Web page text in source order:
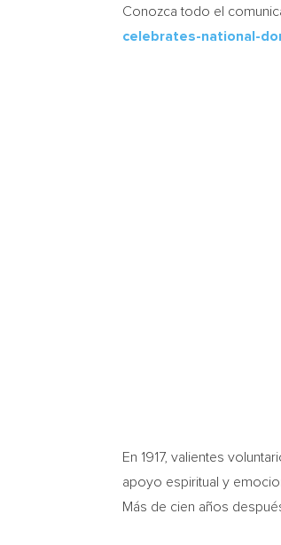
Conozca todo el
celebrates-national-
En 1917, valientes
apoyo espiritual y
Más de cien años